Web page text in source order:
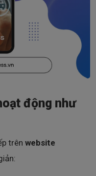
động như
trên website